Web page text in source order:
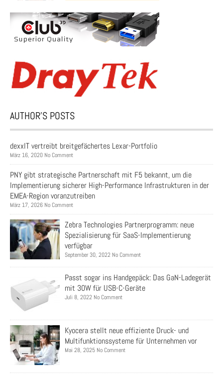
AUTHOR’S POSTS
dexxIT vertreibt breitgefächertes Lexar-Portfolio
März 16, 2020 No Comment
PNY gibt strategische Partnerschaft mit F5 bekannt, um die
Implementierung sicherer High-Performance Infrastrukturen in der
EMEA-Region voranzutreiben
März 17, 2026 No Comment
Zebra Technologies Partnerprogramm: neue
Spezialisierung für SaaS-Implementierung
verfügbar
September 30, 2022 No Comment
Passt sogar ins Handgepäck: Das GaN-Ladegerät
mit 30W für USB-C-Geräte
Juli 8, 2022 No Comment
Kyocera stellt neue effiziente Druck- und
Multifunktionssysteme für Unternehmen vor
Mai 28, 2025 No Comment